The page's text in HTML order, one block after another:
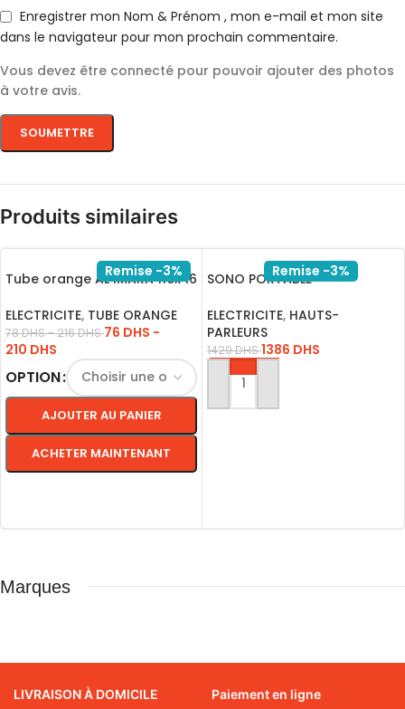
Enregistrer mon Nom & Prénom , mon e-mail et mon site
dans le navigateur pour mon prochain commentaire.
Vous devez être connecté pour pouvoir ajouter des photos
à votre avis.
Produits similaires
Remise -3%
Tube orange AL IMARA flex 16
ELECTRICITE, TUBE ORANGE
78DHS-216DHS 76 DHS -
210 DHS
OPTION
AJOUTER AU PANIER
ACHETER MAINTENANT
Remise -3%
SONO PORTABLE
USB-BLUET-FM-SD
ELECTRICITE, HAUTS-
PARLEURS
1429DHS1386 DHS
AJOUTER AU PANIER
Marques
LIVRAISON À DOMICILE Paiement en ligne